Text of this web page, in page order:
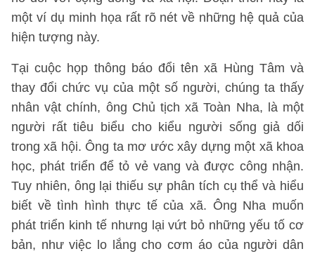
một ví dụ minh họa rất rõ nét về những hệ quả của
hiện tượng này.
Tại cuộc họp thông báo đổi tên xã Hùng Tâm và
thay đổi chức vụ của một số người, chúng ta thấy
nhân vật chính, ông Chủ tịch xã Toàn Nha, là một
người rất tiêu biểu cho kiểu người sống giả dối
trong xã hội. Ông ta mơ ước xây dựng một xã khoa
học, phát triển để tỏ vẻ vang và được công nhận.
Tuy nhiên, ông lại thiếu sự phân tích cụ thể và hiểu
biết về tình hình thực tế của xã. Ông Nha muốn
phát triển kinh tế nhưng lại vứt bỏ những yếu tố cơ
bản, như việc lo lắng cho cơm áo của người dân